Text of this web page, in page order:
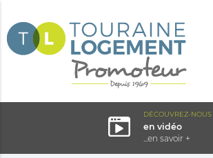
DÉCOUVREZ-NOUS
en vidéo
...en savoir +